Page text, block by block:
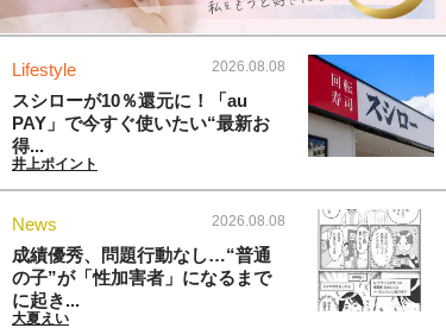
Lifestyle 2026.08.08
スシローが10％還元に！「au
PAY」で今すぐ使いたい“最新お
得...
井上ポイント
News 2026.08.08
成績優秀、問題行動なし…“普通
の子”が「性加害者」になるまで
に起き...
大夏えい